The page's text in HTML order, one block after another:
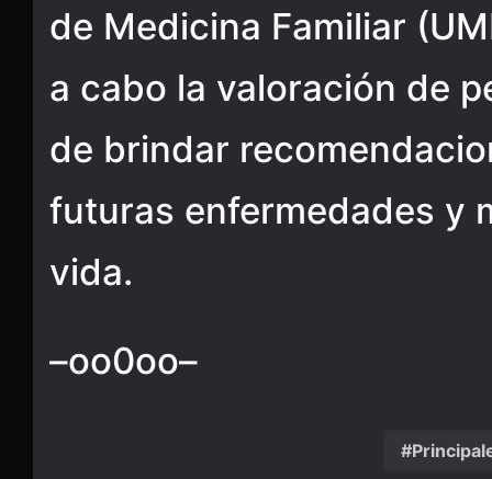
de Medicina Familiar
a cabo la valoración de
de brindar
futuras enfermedades y
vida.
–oo0oo–